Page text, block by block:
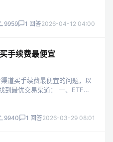
式指数基金，其交易手续费主
9959 1 回答2026-04-12 04:00
手续费最便宜
道买手续费最便宜的问题，以
到最优交易渠道： 一、ETF交
道手续费最低，首先需明确
9940 1 回答2026-03-29 08:01